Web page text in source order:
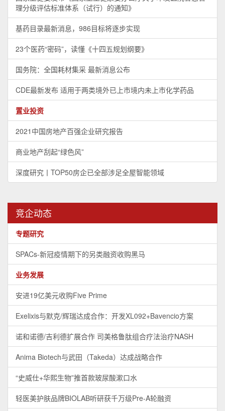
理分级评估标准体系（试行）的通知》
基药目录最新消息，986目标将逐步实现
23个医药“密码”，读懂《十四五规划纲要》
国务院：全国耗材集采 最新消息公布
CDE最新发布 适用于两类境外已上市境内未上市化学药品
置业投资
2021中国房地产百强企业研究报告
商业地产刮起“绿色风”
深度研究丨TOP50房企已全部涉足全屋智能领域
竞企动态
专题研究
SPACs-新冠疫情期下的另类融资收购黑马
业务发展
安进19亿美元收购Five Prime
Exelixis与默克/辉瑞达成合作：开发XL092+Bavencio方案
诺和诺德/吉利德扩展合作 司美格鲁肽组合疗法治疗NASH
Anima Biotech与武田（Takeda）达成战略合作
“史威仕+华熙生物”推首款玻尿酸漱口水
轻医美护肤品牌BIOLAB听研获千万级Pre-A轮融资